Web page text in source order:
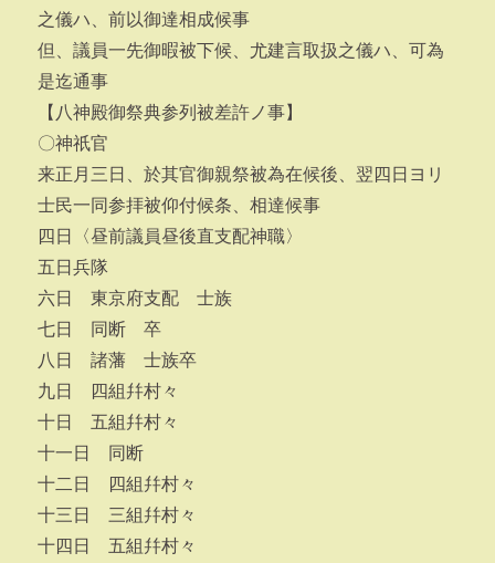
之儀ハ、前以御達相成候事
但、議員一先御暇被下候、尤建言取扱之儀ハ、可為
是迄通事
【八神殿御祭典参列被差許ノ事】
〇神祇官
来正月三日、於其官御親祭被為在候後、翌四日ヨリ
士民一同参拝被仰付候条、相達候事
四日〈昼前議員昼後直支配神職〉
五日兵隊
六日 東京府支配 士族
七日 同断 卒
八日 諸藩 士族卒
九日 四組幷村々
十日 五組幷村々
十一日 同断
十二日 四組幷村々
十三日 三組幷村々
十四日 五組幷村々